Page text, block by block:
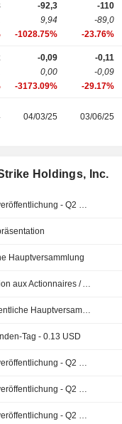
-92,3
9,94
-1028.75%
-110
-89,0
-23.76%
-0,09
0,00
-3173.09%
-0,11
-0,09
-29.17%
04/03/25 03/06/25
Holdings, Inc.
Ergebnisveröffentlichung - Q2 2026
Hauptversammlung
Présentation aux Actionnaires / Analystes
Außerordentliche Hauptversammlung
Tag - 0.13 USD
Ergebnisveröffentlichung - Q2 2026
Ergebnisveröffentlichung - Q2 2026
Ergebnisveröffentlichung - Q2 2026